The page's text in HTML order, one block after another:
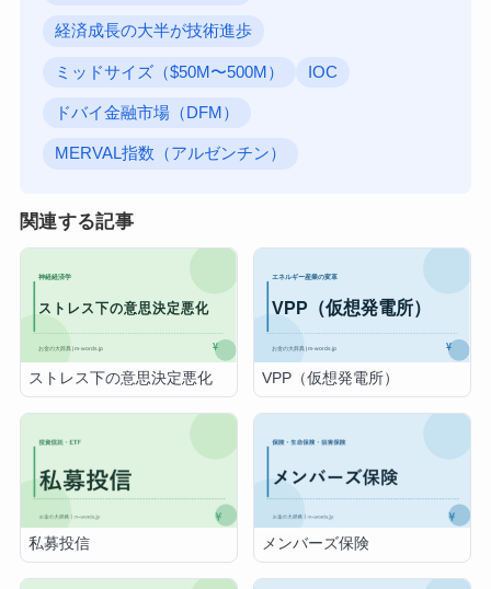
経済成長の大半が技術進歩
ミッドサイズ（$50M〜500M） IOC
ドバイ金融市場（DFM）
MERVAL指数（アルゼンチン）
関連する記事
ストレス下の意思決定悪化 VPP（仮想発電所）
私募投信 メンバーズ保険